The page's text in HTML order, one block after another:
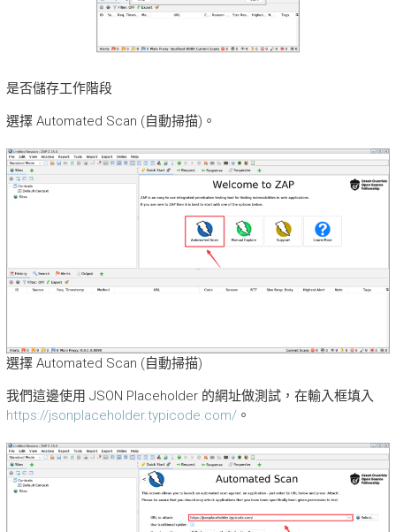
是否儲存工作階段
選擇 Automated Scan (自動掃描)。
選擇 Automated Scan (自動掃描)
我們這邊使用 JSON Placeholder 的網址做測試，在輸入框填入
https://jsonplaceholder.typicode.com/。